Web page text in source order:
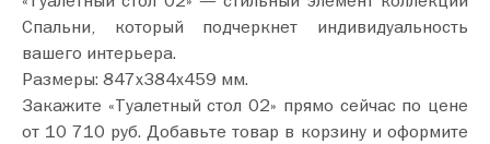
Спальни, который подчеркнет индивидуальность
вашего интерьера.
Размеры: 847х384х459 мм.
Закажите «Туалетный стол 02» прямо сейчас по цене
от 10 710 руб. Добавьте товар в корзину и оформите